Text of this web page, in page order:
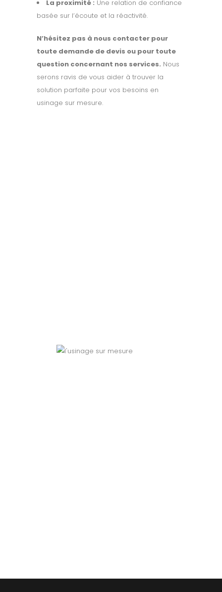
La proximité : Une relation de confiance
basée sur l’écoute et la réactivité.
N’hésitez pas à nous contacter pour
toute demande de devis ou pour toute
question concernant nos services. Nous
serons ravis de vous aider à trouver la
solution parfaite pour vos besoins en
usinage sur mesure.